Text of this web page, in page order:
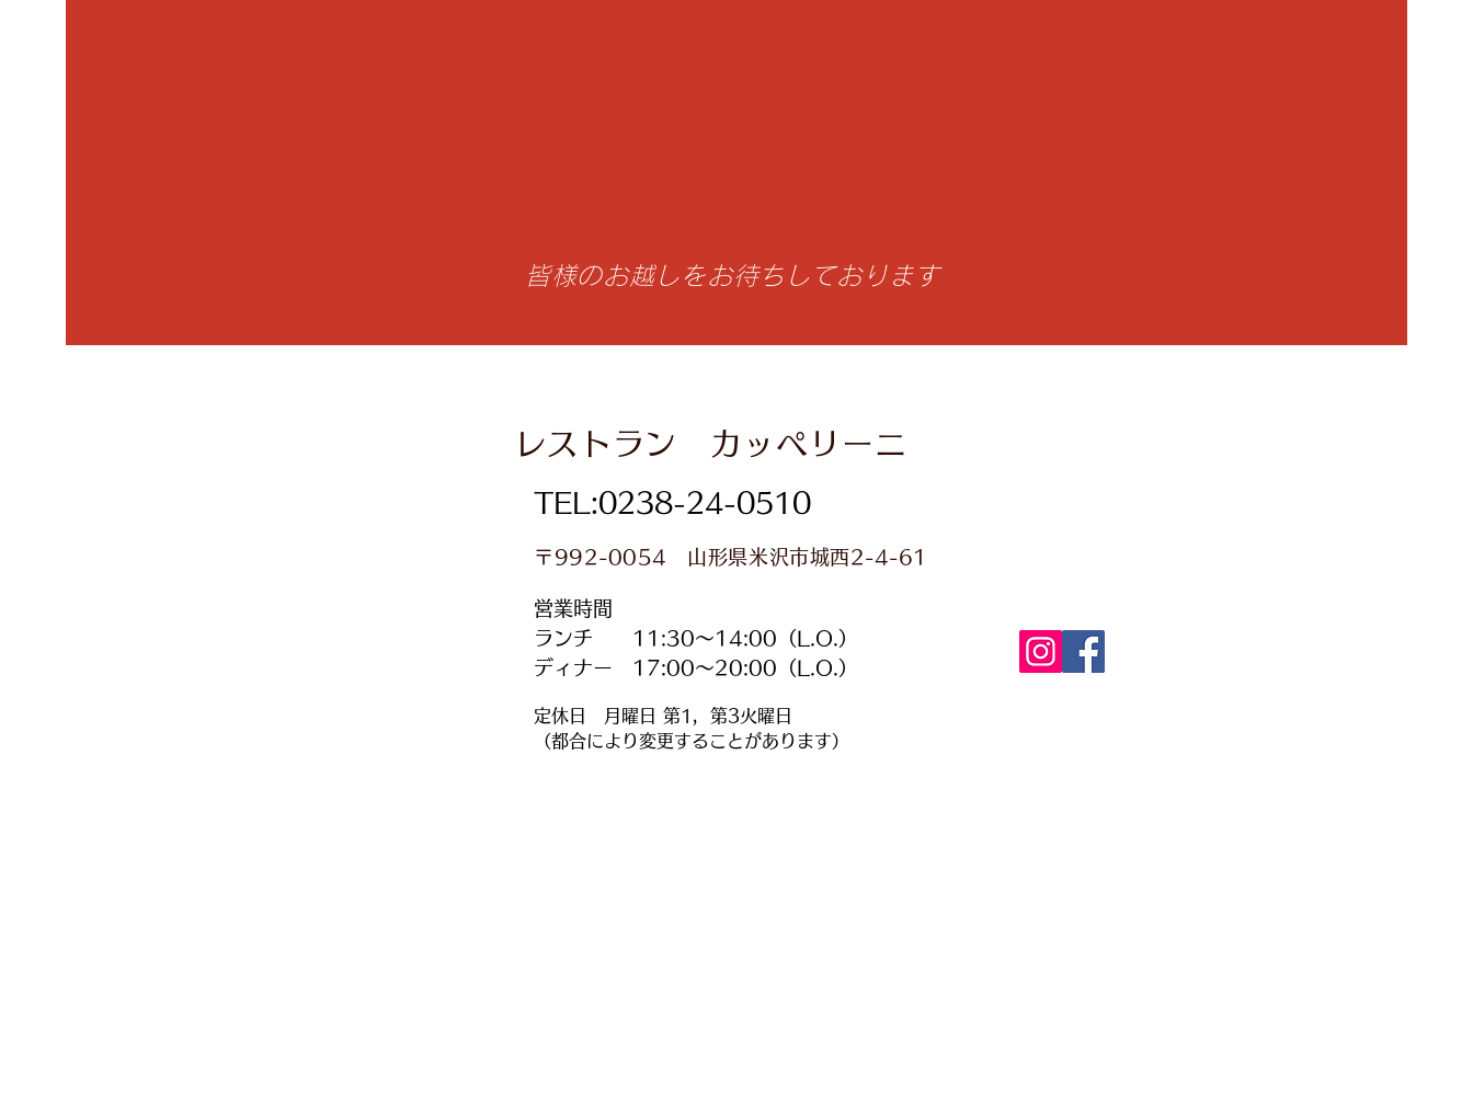
皆様のお越しをお待ちしております
レストラン カッペリーニ
TEL:0238-24-0510
〒992-0054 山形県米沢市城西2-4-61
営業時間​
ランチ 11:30〜14:00（L.O.）
ディナー 17:00〜20:00（L.O.）
定休日 月曜日 第1，第3火曜日
（都合により変更することがあります）